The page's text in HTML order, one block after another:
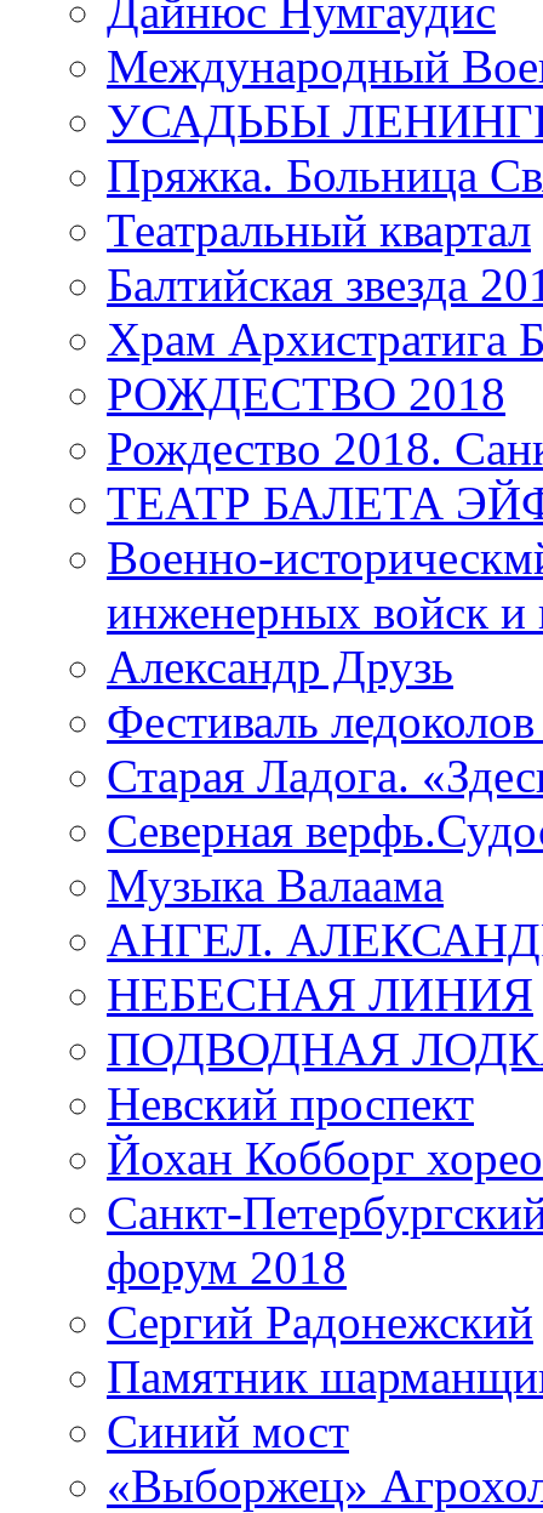
Дайнюс Нумгаудис
Международный
УСАДЬБЫ
Пряжка. Больница
Театральный квартал
Балтийская звезда
Храм
РОЖДЕСТВО 2018
Рождество 2018.
ТЕАТР БАЛЕТА
Военно-
инженерных войск и
Александр Друзь
Фестиваль
Старая Ладога.
Северная
Музыка Валаама
АНГЕЛ.
НЕБЕСНАЯ ЛИНИЯ
ПОДВОДНАЯ
Невский проспект
Йохан Кобборг
Санкт-
форум 2018
Сергий Радонежский
Памятник
Синий мост
«Выборжец»